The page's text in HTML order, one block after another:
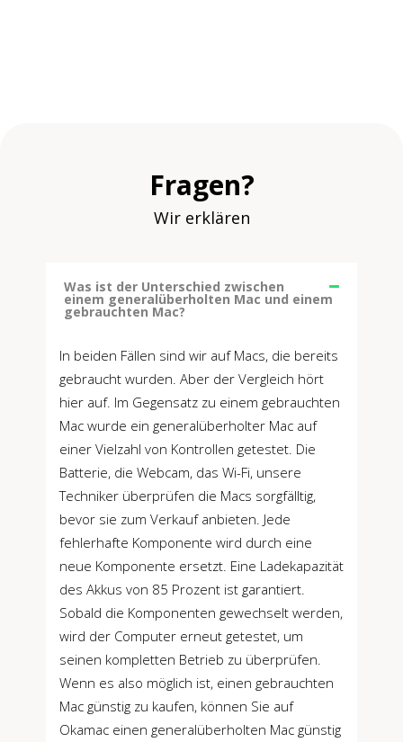
Fragen?
Wir erklären
Was ist der Unterschied zwischen
einem generalüberholten Mac und einem
gebrauchten Mac?
In beiden Fällen sind wir auf Macs, die bereits
gebraucht wurden. Aber der Vergleich hört
hier auf. Im Gegensatz zu einem gebrauchten
Mac wurde ein generalüberholter Mac auf
einer Vielzahl von Kontrollen getestet. Die
Batterie, die Webcam, das Wi-Fi, unsere
Techniker überprüfen die Macs sorgfälltig,
bevor sie zum Verkauf anbieten. Jede
fehlerhafte Komponente wird durch eine
neue Komponente ersetzt. Eine Ladekapazität
des Akkus von 85 Prozent ist garantiert.
Sobald die Komponenten gewechselt werden,
wird der Computer erneut getestet, um
seinen kompletten Betrieb zu überprüfen.
Wenn es also möglich ist, einen gebrauchten
Mac günstig zu kaufen, können Sie auf
Okamac einen generalüberholten Mac günstig